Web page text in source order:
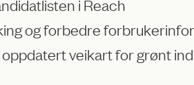
i Reach
og forbedre
veikart for grønt